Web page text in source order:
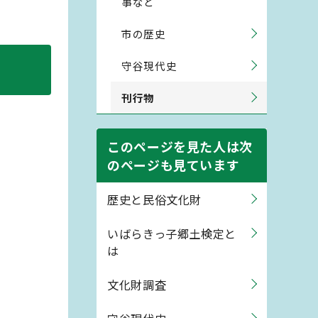
市の歴史
守谷現代史
刊行物
このページを見た人は次
のページも見ています
歴史と民俗文化財
いばらきっ子郷土検定と
は
文化財調査